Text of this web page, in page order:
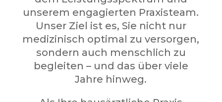
unserem engagierten Praxisteam.
Unser Ziel ist es, Sie nicht nur
medizinisch optimal zu versorgen,
sondern auch menschlich zu
begleiten – und das über viele
Jahre hinweg.